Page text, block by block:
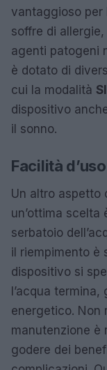
vantaggioso per
soffre di
agenti patogeni
è dotato di
cui la modalità
dispositivo
il sonno.
Facilità
Un altro aspetto
un’ottima scelta
serbatoio
il riempimento è
dispositivo si
l’acqua
energetico. Non
manutenzione è
godere dei